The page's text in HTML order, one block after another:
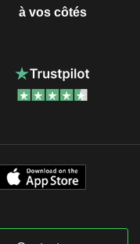
à vos côtés